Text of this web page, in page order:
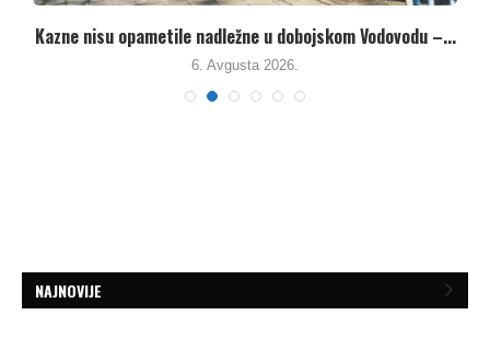
Kazne nisu opametile nadležne u dobojskom Vodovodu –...
6. Avgusta 2026.
NAJNOVIJE